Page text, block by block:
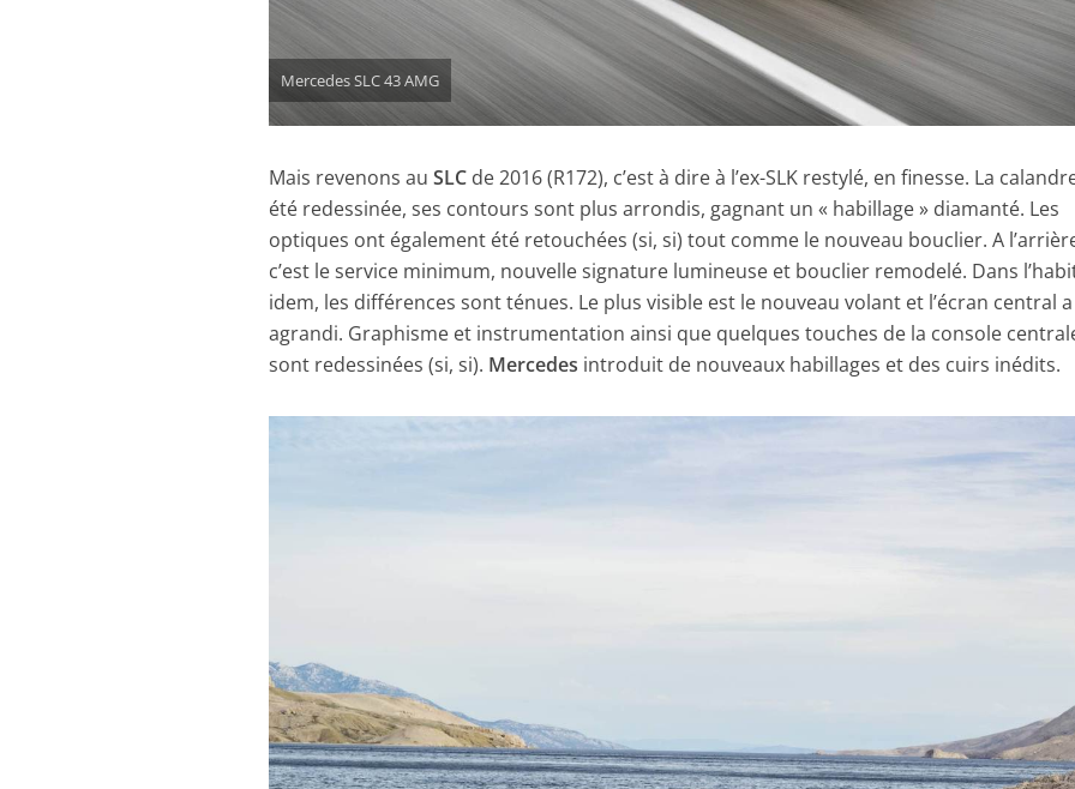
Mercedes SLC 43 AMG
Mais revenons auSLC de 2016 (R172), c’est à dire à l’ex-SLK restylé, en finesse. La
été redessinée, ses contours sont plus arrondis, gagnant un « habillage » diamanté. Les
optiques ont également été retouchées (si, si) tout comme le nouveau bouclier. A
c’est le service minimum, nouvelle signature lumineuse et bouclier remodelé. Dans
idem, les différences sont ténues. Le plus visible est le nouveau volant et l’écran central
agrandi. Graphisme et instrumentation ainsi que quelques touches de la console
sont redessinées (si, si). Mercedes introduit de nouveaux habillages et des cuirs inédits.